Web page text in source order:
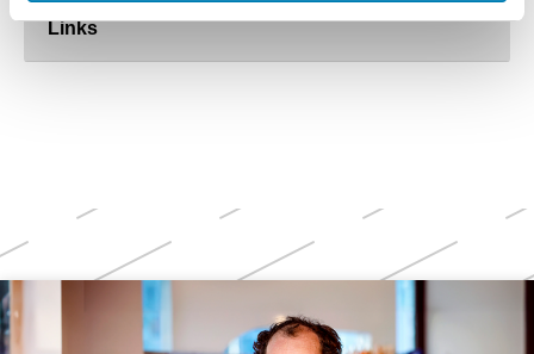
Links
Weitere
Themen